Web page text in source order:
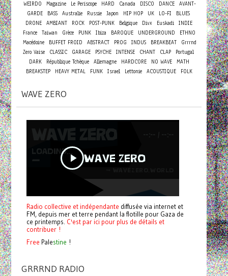
WEIRDO Magazine Le Periscope HARD Canada DISCO DANCE
AVANT-
GARDE
BASS Australie Russie Japon HIP HOP UK LO-FI
BLUES
DRONE AMBIANT ROCK POST-PUNK Belgique Divx Euskadi INDIE
France
Taiwan Grèce PUNK Ibiza BAROQUE UNDERGROUND
ETHNO
Macédoine
BUFFET FROID ABSTRACT PROG INDUS BREAKBEAT
Grrrnd
Zero Vaise
CLASSIC GARAGE PSYCHE INTENSE CHANT CLAP
Portugal
DARK
République Tchèque Allemagne HARDCORE NO WAVE
MATH
BREAKSTEP
HEAVY METAL FUNK Israel Lettonie ACOUSTIQUE FOLK
WAVE ZERO
Radio collective et indépendante diffusée via internet et
FM, depuis mer et terre pendant la flotille pour Gaza de
ce printemps. C'est par ici pour plus de détails et
contribuer !
Free Palestine !
GRRRND RADIO